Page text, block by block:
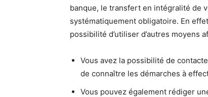
banque, le transfert en intégralité de
systématiquement obligatoire. En
possibilité d’utiliser d’autres moyens
Vous avez la possibilité de
de connaître les démarches à
Vous pouvez également rédiger